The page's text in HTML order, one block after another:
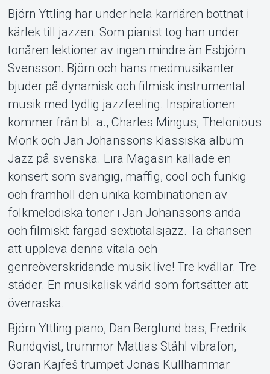
Support
Om Tickster
Björn Yttling har under hela karriären bottnat i
kärlek till jazzen. Som pianist tog han under
tonåren lektioner av ingen mindre än Esbjörn
Svensson. Björn och hans medmusikanter
bjuder på dynamisk och filmisk instrumental
musik med tydlig jazzfeeling. Inspirationen
kommer från bl. a., Charles Mingus, Thelonious
Monk och Jan Johanssons klassiska album
Jazz på svenska. Lira Magasin kallade en
konsert som svängig, maffig, cool och funkig
och framhöll den unika kombinationen av
folkmelodiska toner i Jan Johanssons anda
och filmiskt färgad sextiotalsjazz. Ta chansen
att uppleva denna vitala och
genreöverskridande musik live! Tre kvällar. Tre
städer. En musikalisk värld som fortsätter att
överraska.
Björn Yttling piano, Dan Berglund bas, Fredrik
Rundqvist, trummor Mattias Ståhl vibrafon,
Goran Kajfeš trumpet Jonas Kullhammar